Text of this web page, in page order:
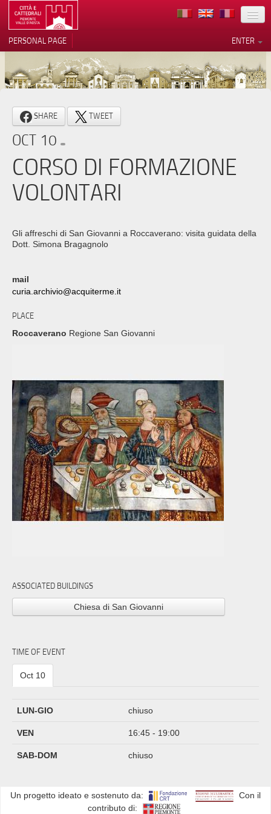
LOCATION
ARCHITECTURE
MUSEUMS
ITINERARIES
EVENTS
CONTACTS
ENTER
PERSONAL PAGE
SHARE TWEET
OCT 10
CORSO DI FORMAZIONE
VOLONTARI
Gli affreschi di San Giovanni a Roccaverano: visita guidata della
Dott. Simona Bragagnolo
mail
curia.archivio@acquiterme.it
PLACE
Roccaverano Regione San Giovanni
ASSOCIATED BUILDINGS
Chiesa di San Giovanni
TIME OF EVENT
Oct 10
LUN-GIO chiuso
VEN 16:45 - 19:00
SAB-DOM chiuso
Un progetto ideato e sostenuto da:
Con il
contributo di:
Notice at collection
Your Privacy Choices